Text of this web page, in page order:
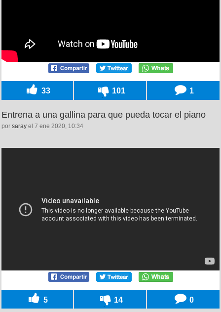
33 101 1
Entrena a una gallina para que pueda tocar el piano
por saray el 7 ene 2020, 10:34
5 14 0